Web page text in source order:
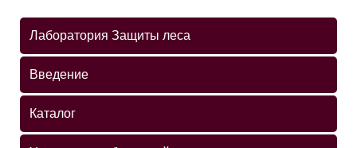
Лаборатория Защиты леса
Введение
Каталог